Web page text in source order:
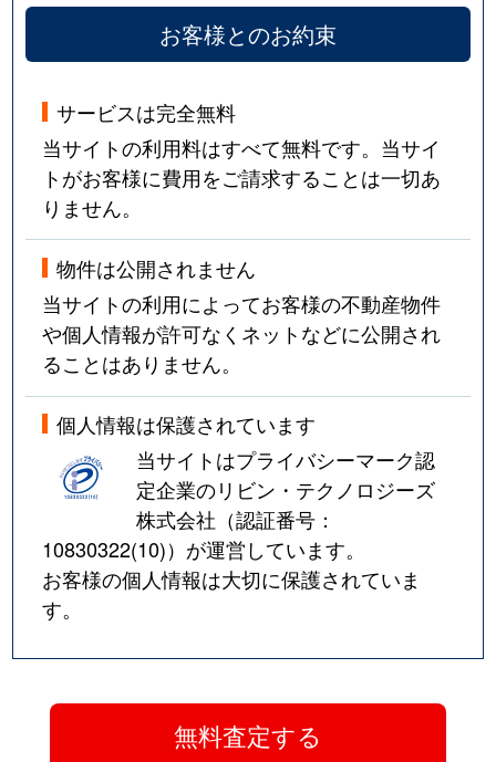
お客様とのお約束
サービスは完全無料
当サイトの利用料はすべて無料です。当サイ
トがお客様に費用をご請求することは一切あ
りません。
物件は公開されません
当サイトの利用によってお客様の不動産物件
や個人情報が許可なくネットなどに公開され
ることはありません。
個人情報は保護されています
当サイトはプライバシーマーク認
定企業のリビン・テクノロジーズ
株式会社（認証番号：
10830322(10)）が運営しています。
お客様の個人情報は大切に保護されていま
す。